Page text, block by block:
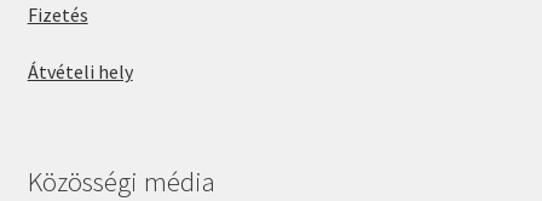
Fizetés
Átvételi hely
Közösségi média